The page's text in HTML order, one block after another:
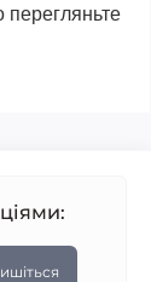
перегляньте